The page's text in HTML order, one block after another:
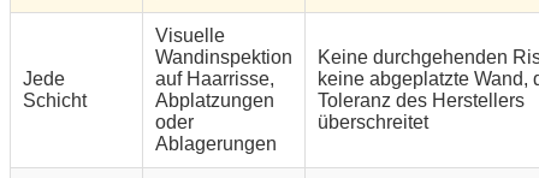
Jede
Schicht
Visuelle
Wandinspektion
auf Haarrisse,
Abplatzungen
oder
Ablagerungen
Keine durchgehenden
keine abgeplatzte Wand,
Toleranz des Herstellers
überschreitet